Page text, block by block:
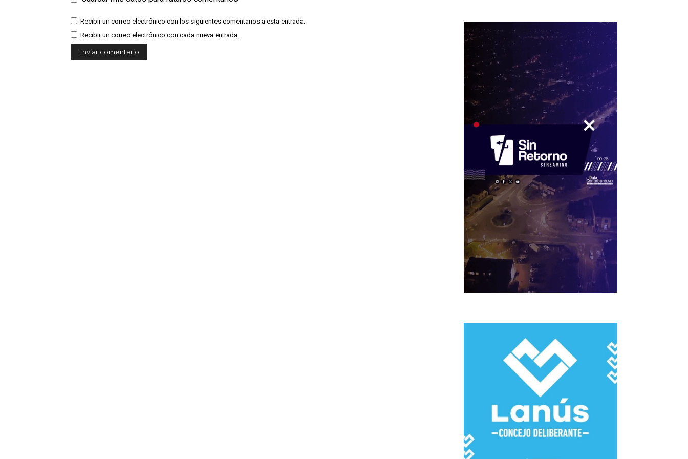
Recibir un correo electrónico con los siguientes comentarios a esta entrada.
Recibir un correo electrónico con cada nueva entrada.